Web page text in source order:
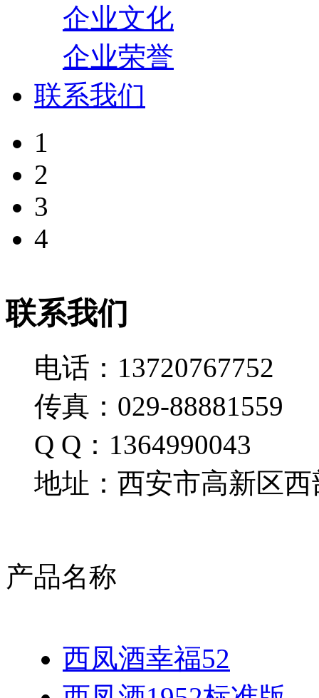
企业文化
企业荣誉
联系我们
1
2
3
4
联系我们
电话：13720767752
传真：029-88881559
Q Q：1364990043
地址：西安市高新区西
产品名称
西凤酒幸福52